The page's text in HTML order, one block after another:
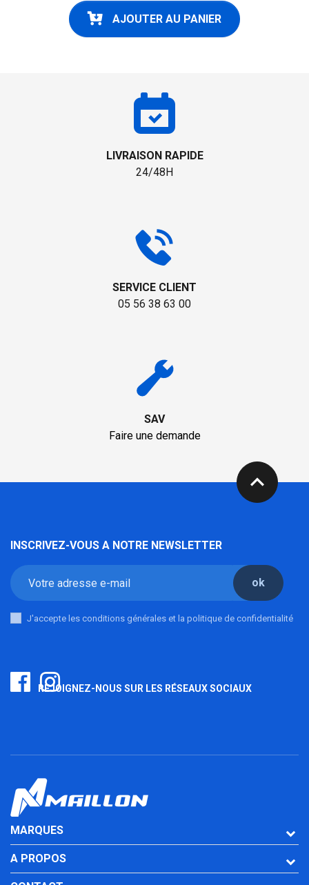
AJOUTER AU PANIER
LIVRAISON RAPIDE
24/48H
SERVICE CLIENT
05 56 38 63 00
SAV
Faire une demande
expand_less
INSCRIVEZ-VOUS A NOTRE NEWSLETTER
ok
J'accepte les conditions générales et la politique de confidentialité
REJOIGNEZ-NOUS SUR LES RÉSEAUX SOCIAUX
MARQUES
A PROPOS